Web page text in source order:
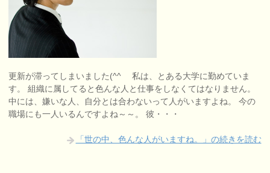
更新が滞ってしまいました(^^ゞ 私は、とある大学に勤めていま
す。 組織に属してると色んな人と仕事をしなくてはなりません。
中には、嫌いな人、自分とは合わないって人がいますよね。 今の
職場にも一人いるんですよね～～。 彼・・・
「世の中、色んな人がいますね。」の続きを読む